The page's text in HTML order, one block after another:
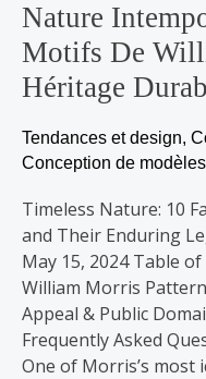
Nature
Motifs De
Héritage
Tendances et design,
Conception de modèles
Timeless Nature: 10
and Their Enduring
May 15, 2024 Table
William Morris
Appeal & Public
Frequently Asked
One of Morris’s most